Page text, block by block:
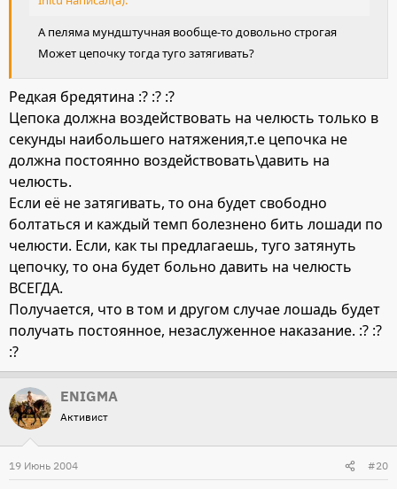
лошади при работе на пеляме тоже ставит под
сомнение эффективность строгово железа.
А пеляма мундштучная вообще-то довольно строгая
Может цепочку тогда туго затягивать?
Редкая бредятина :? :? :?
Цепока должна воздействовать на челюсть только в
секунды наибольшего натяжения,т.е цепочка не
должна постоянно воздействовать\давить на
челюсть.
Если её не затягивать, то она будет свободно
болтаться и каждый темп болезнено бить лошади по
челюсти. Если, как ты предлагаешь, туго затянуть
цепочку, то она будет больно давить на челюсть
ВСЕГДА.
Получается, что в том и другом случае лошадь будет
получать постоянное, незаслуженное наказание. :? :?
:?
ENIGMA
Активист
19 Июнь 2004 #20